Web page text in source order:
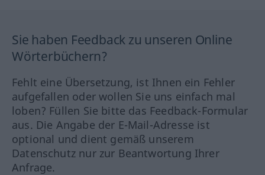
Sie haben Feedback zu unseren Online
Wörterbüchern?
Fehlt eine Übersetzung, ist Ihnen ein Fehler
aufgefallen oder wollen Sie uns einfach mal
loben? Füllen Sie bitte das Feedback-Formular
aus. Die Angabe der E-Mail-Adresse ist
optional und dient gemäß unserem
Datenschutz nur zur Beantwortung Ihrer
Anfrage.